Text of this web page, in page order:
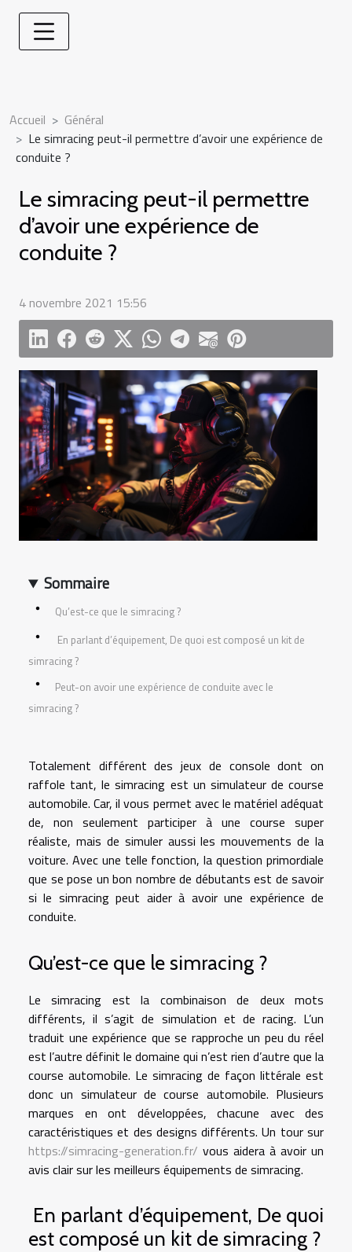
Accueil
Général
Le simracing peut-il permettre d’avoir une expérience de
conduite ?
Le simracing peut-il permettre
d’avoir une expérience de
conduite ?
4 novembre 2021 15:56
Sommaire
Qu’est-ce que le simracing ?
En parlant d’équipement, De quoi est composé un kit de
simracing ?
Peut-on avoir une expérience de conduite avec le
simracing ?
Totalement différent des jeux de console dont on
raffole tant, le simracing est un simulateur de course
automobile. Car, il vous permet avec le matériel adéquat
de, non seulement participer à une course super
réaliste, mais de simuler aussi les mouvements de la
voiture. Avec une telle fonction, la question primordiale
que se pose un bon nombre de débutants est de savoir
si le simracing peut aider à avoir une expérience de
conduite.
Qu’est-ce que le simracing ?
Le simracing est la combinaison de deux mots
différents, il s’agit de simulation et de racing. L’un
traduit une expérience que se rapproche un peu du réel
est l’autre définit le domaine qui n’est rien d’autre que la
course automobile. Le simracing de façon littérale est
donc un simulateur de course automobile. Plusieurs
marques en ont développées, chacune avec des
caractéristiques et des designs différents. Un tour sur
https://simracing-generation.fr/ vous aidera à avoir un
avis clair sur les meilleurs équipements de simracing.
En parlant d’équipement, De quoi
est composé un kit de simracing ?